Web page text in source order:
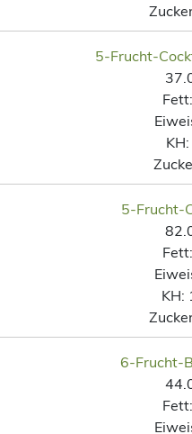
5-Frucht-
Fett:
KH:
5-Frucht-
Fett:
KH:
6-Frucht-
Fett: